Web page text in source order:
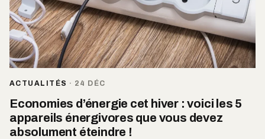
ACTUALITÉS · 24 DÉC
Economies d’énergie cet hiver : voici les 5
appareils énergivores que vous devez
absolument éteindre !